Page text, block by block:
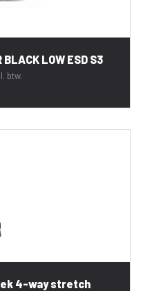
LOW ESD S3
btw.
4-way stretch